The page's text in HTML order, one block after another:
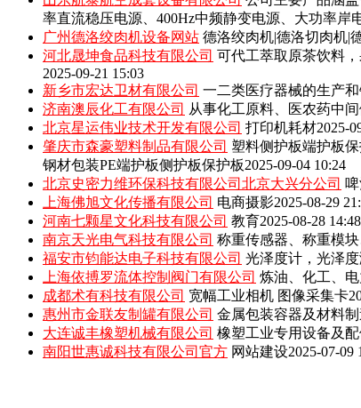
率直流稳压电源、400Hz中频静变电源、大功率岸
广州德洛绞肉机设备网站 德洛绞肉机|德洛切肉机|
河北晟坤食品科技有限公司 可代工萃取原茶饮料
2025-09-21 15:03
新乡市宏达卫材有限公司 一二类医疗器械的生产和
济南澳辰化工有限公司 从事化工原料、医农药中
北京星运伟业技术开发有限公司 打印机耗材2025-
肇庆市森豪塑料制品有限公司 塑料侧护板端护板
钢材包装PE端护板侧护板保护板2025-09-04 10:24
北京史密力维环保科技有限公司北京大兴分公司
上海佛旭文化传播有限公司 电商摄影2025-08-29
河南七颗星文化科技有限公司 教育2025-08-28 14:48
南京天光电气科技有限公司 称重传感器、称重模
福安市钧能达电子科技有限公司 光泽度计，光泽
上海依搏罗流体控制阀门有限公司 炼油、化工、
成都术有科技有限公司 宽幅工业相机 图像采集卡
惠州市金联友制罐有限公司 金属包装容器及材料制
大连诚丰橡塑机械有限公司 橡塑工业专用设备及
南阳世惠诚科技有限公司官方 网站建设2025-07-09